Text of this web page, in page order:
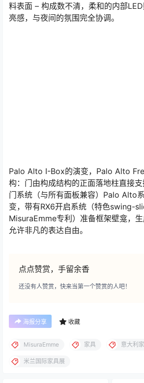
料表面 – 构成数不清，柔和的内部
亮感，与夜间的氛围完全协调。
Palo Alto I-Box的演变，Palo Alto
构：门由构成结构的正面落地柱直接
门系统（与所有面板兼容）Palo Alto
变，带有RX6开启系统（特色swing-
MisuraEmme专利）准备框架壁龛，
允许非凡的表达自由。
点点赞赏，手留余香
还没有人赞赏，快来当第一个赞赏的人吧！
海报分享 收藏
MisuraEmme 家具 意大利
米兰国际家具展